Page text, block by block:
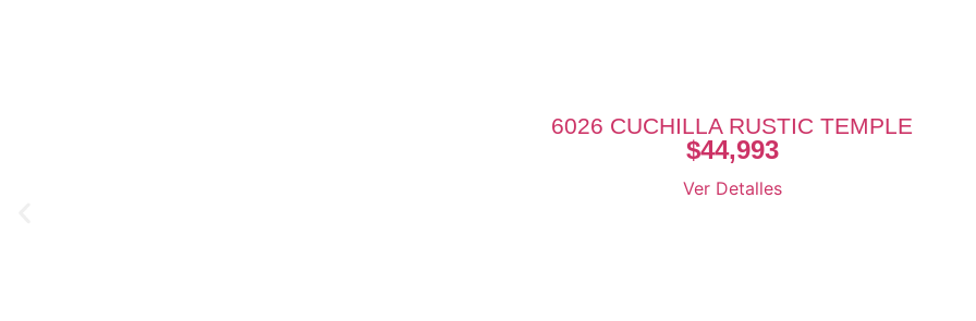
6026 CUCHILLA RUSTIC TEMPLE
$44,993
Ver Detalles